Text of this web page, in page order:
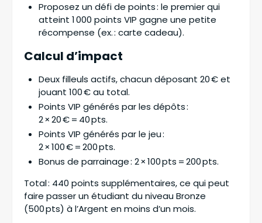
Proposez un défi de points : le premier qui
atteint 1 000 points VIP gagne une petite
récompense (ex. : carte cadeau).
Calcul d’impact
Deux filleuls actifs, chacun déposant 20 € et
jouant 100 € au total.
Points VIP générés par les dépôts :
2 × 20 € = 40 pts.
Points VIP générés par le jeu :
2 × 100 € = 200 pts.
Bonus de parrainage : 2 × 100 pts = 200 pts.
Total : 440 points supplémentaires, ce qui peut
faire passer un étudiant du niveau Bronze
(500 pts) à l’Argent en moins d’un mois.